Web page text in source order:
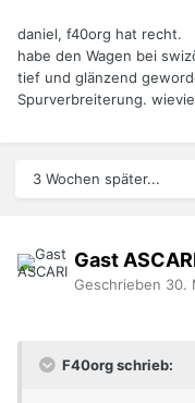
daniel, f40org hat recht.
habe den Wagen bei
tief und glänzend
Spurverbreiterung.
3 Wochen später...
Gast
Geschrieben 30.
F40org schrieb: